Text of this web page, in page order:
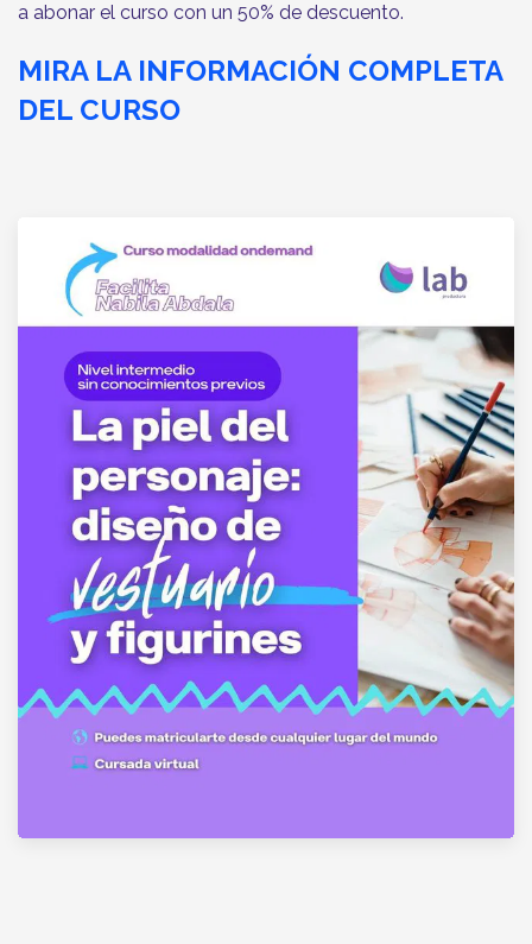
a abonar el curso con un 50% de descuento.
MIRA LA INFORMACIÓN COMPLETA
DEL CURSO